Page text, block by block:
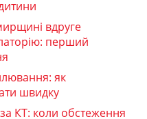
вдруге
перший
як
швидку
КТ: коли обстеження